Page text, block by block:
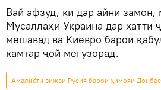
Вай афзуд, ки дар айни
Мусаллаҳи Украина дар хатти
мешавад ва Киевро барои
камтар ҷой мегузорад.
Амалиёти вижаи Русия барои ҳимояи